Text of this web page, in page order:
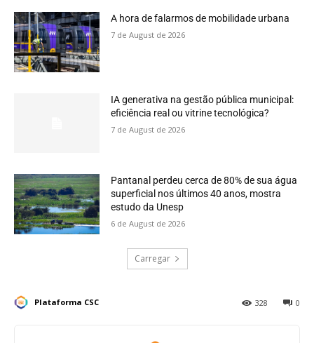
A hora de falarmos de mobilidade urbana
7 de August de 2026
IA generativa na gestão pública municipal:
eficiência real ou vitrine tecnológica?
7 de August de 2026
Pantanal perdeu cerca de 80% de sua água
superficial nos últimos 40 anos, mostra
estudo da Unesp
6 de August de 2026
Carregar
Plataforma CSC 0
328